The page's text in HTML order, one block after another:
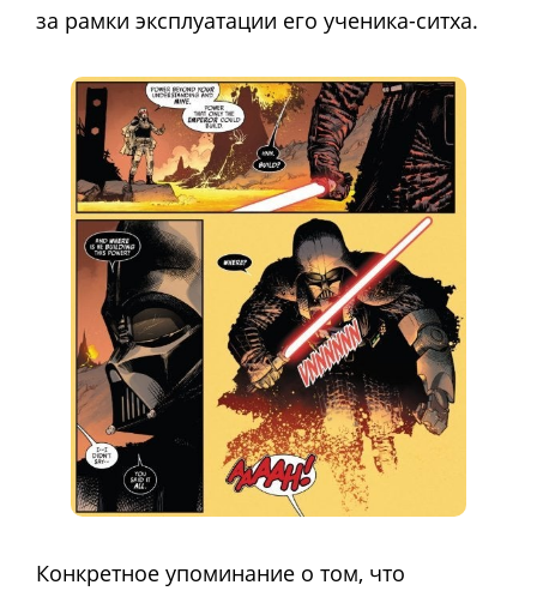
за рамки эксплуатации его ученика-ситха.
Конкретное упоминание о том, что